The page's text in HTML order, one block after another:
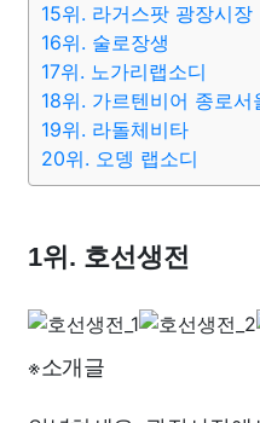
15위. 라거스팟 광장시장
16위. 술로장생
17위. 노가리랩소디
18위. 가르텐비어 종로서
19위. 라돌체비타
20위. 오뎅 랩소디
1위. 호선생전
※소개글